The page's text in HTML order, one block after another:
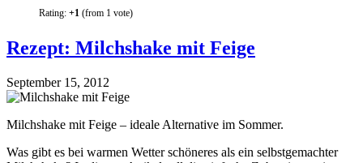
Rating: +1 (from 1 vote)
Rezept: Milchshake mit Feige
September 15, 2012
Milchshake mit Feige – ideale Alternative im Sommer.
Was gibt es bei warmen Wetter schöneres als ein selbstgemachter